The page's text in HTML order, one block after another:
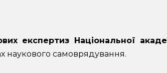
експертиз Національної
наукового самоврядування.